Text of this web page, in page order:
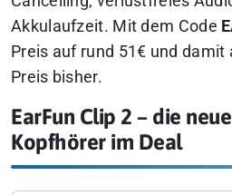
Akkulaufzeit. Mit dem Code
Preis auf rund 51€ und damit
Preis bisher.
EarFun Clip 2 – die
Kopfhörer im Deal